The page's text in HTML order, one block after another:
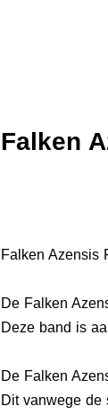
Falken
Falken Azensis
De Falken
Deze band is
De Falken
Dit vanwege de